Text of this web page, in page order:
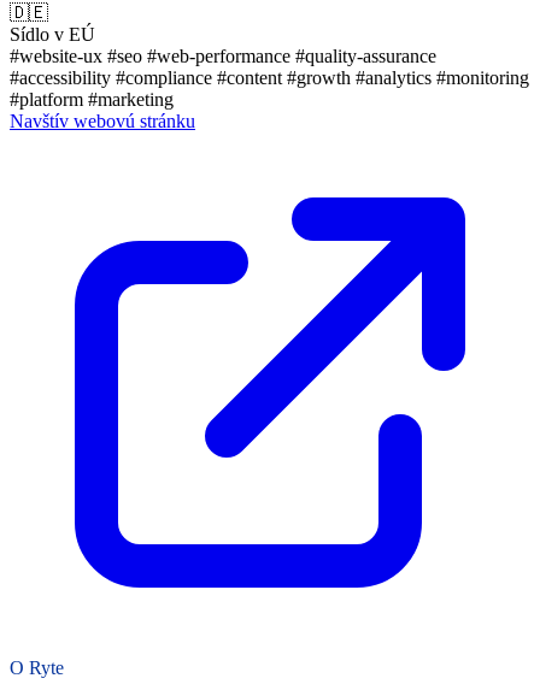
🇩🇪
Sídlo v EÚ
#website-ux #seo #web-performance #quality-assurance
#accessibility #compliance #content #growth #analytics #monitoring
#platform #marketing
Navštív webovú stránku
O Ryte